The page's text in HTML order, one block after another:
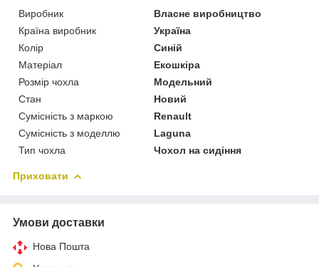
Виробник
Власне виробництво
Країна виробник
Україна
Колір
Синій
Матеріал
Екошкіра
Розмір чохла
Модельний
Стан
Новий
Сумісність з маркою
Renault
Сумісність з моделлю
Laguna
Тип чохла
Чохол на сидіння
Приховати
Умови доставки
Нова Пошта